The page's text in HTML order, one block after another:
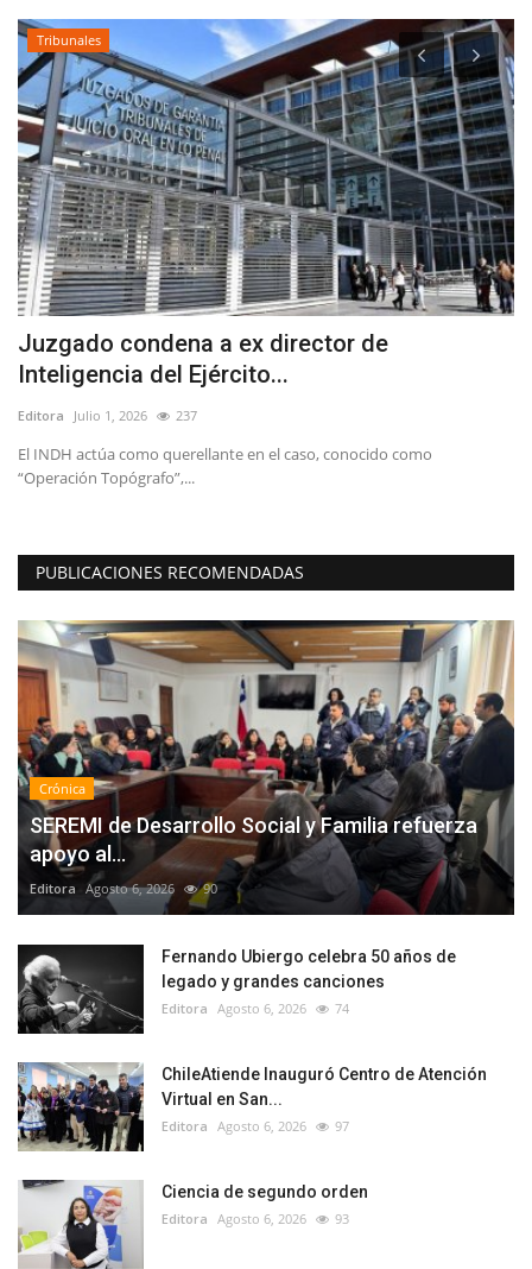
Tribunales
Juzgado condena a ex director de
Inteligencia del Ejército...
Editora Julio 1, 2026 237
El INDH actúa como querellante en el caso, conocido como
“Operación Topógrafo”,...
PUBLICACIONES RECOMENDADAS
Crónica
SEREMI de Desarrollo Social y Familia refuerza
apoyo al...
Editora Agosto 6, 2026 90
Fernando Ubiergo celebra 50 años de
legado y grandes canciones
Editora Agosto 6, 2026 74
ChileAtiende Inauguró Centro de Atención
Virtual en San...
Editora Agosto 6, 2026 97
Ciencia de segundo orden
Editora Agosto 6, 2026 93